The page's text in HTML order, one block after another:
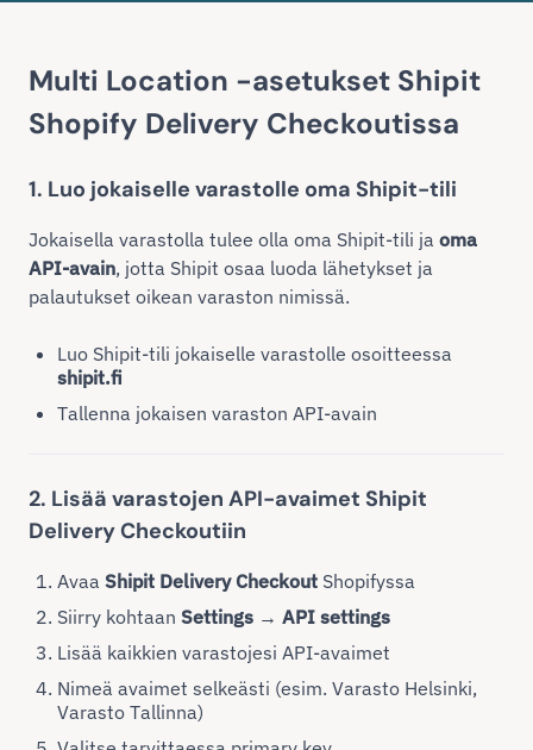
Multi Location -asetukset Shipit
Shopify Delivery Checkoutissa
1. Luo jokaiselle varastolle oma Shipit-tili
Jokaisella varastolla tulee olla oma Shipit-tili ja oma
API-avain, jotta Shipit osaa luoda lähetykset ja
palautukset oikean varaston nimissä.
Luo Shipit-tili jokaiselle varastolle osoitteessa
shipit.fi
Tallenna jokaisen varaston API-avain
2. Lisää varastojen API-avaimet Shipit
Delivery Checkoutiin
Avaa Shipit Delivery Checkout Shopifyssa
Siirry kohtaan Settings → API settings
Lisää kaikkien varastojesi API-avaimet
Nimeä avaimet selkeästi (esim. Varasto Helsinki,
Varasto Tallinna)